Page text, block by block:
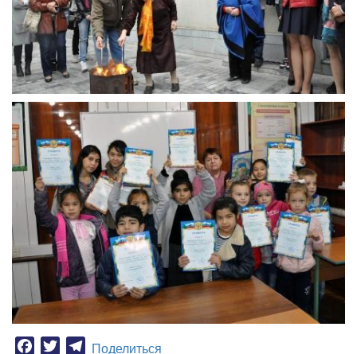
Facebook
TwitterTelegram
Поделиться